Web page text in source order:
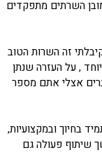
השרתים מתפקדים
זה השרות הטוב
, על העזרה שנתן
אצלי אתם מספר
בחיוך ובמקצועיות,
שיתוף פעולה גם